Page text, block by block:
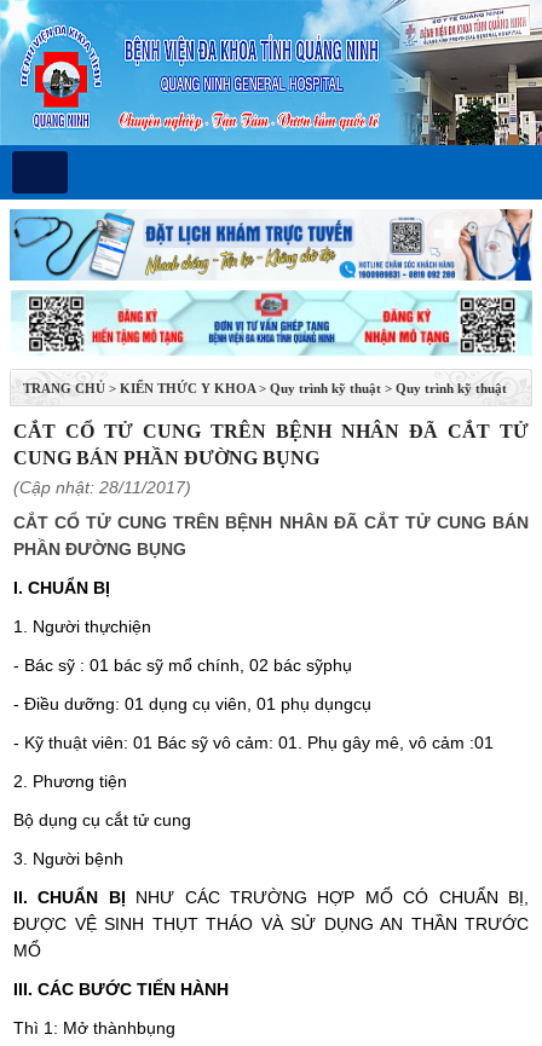
TRANG CHỦ > KIẾN THỨC Y KHOA > Quy trình kỹ thuật > Quy trình kỹ thuật
Phụ sản
CẮT CỔ TỬ CUNG TRÊN BỆNH NHÂN ĐÃ CẮT TỬ
CUNG BÁN PHẦN ĐƯỜNG BỤNG
(Cập nhật: 28/11/2017)
CẮT CỔ TỬ CUNG TRÊN BỆNH NHÂN ĐÃ CẮT TỬ CUNG BÁN
PHẦN ĐƯỜNG BỤNG
I. CHUẨN BỊ
1.
Người thựchiện
- Bác sỹ : 01 bác sỹ mổ chính, 02 bác sỹphụ
- Điều dưỡng: 01 dụng cụ viên, 01 phụ dụngcụ
- Kỹ thuật viên: 01 Bác sỹ vô cảm: 01. Phụ gây mê, vô cảm :01
2.
Phương tiện
Bộ dụng cụ cắt tử cung
3.
Người bệnh
II. CHUẨN BỊ NHƯ CÁC TRƯỜNG HỢP MỔ CÓ CHUẨN BỊ,
ĐƯỢC VỆ SINH THỤT THÁO VÀ SỬ DỤNG AN THẦN TRƯỚC
MỔ
III. CÁC BƯỚC TIẾN HÀNH
Thì 1: Mở thànhbụng